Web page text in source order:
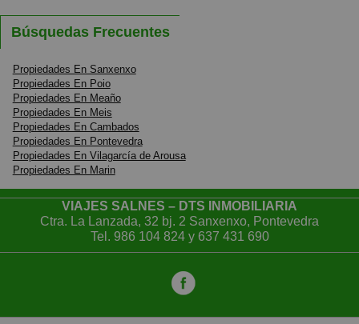
Búsquedas Frecuentes
Propiedades En Sanxenxo
Propiedades En Poio
Propiedades En Meaño
Propiedades En Meis
Propiedades En Cambados
Propiedades En Pontevedra
Propiedades En Vilagarcía de Arousa
Propiedades En Marin
VIAJES SALNES – DTS INMOBILIARIA
Ctra. La Lanzada, 32 bj. 2 Sanxenxo, Pontevedra
Tel. 986 104 824 y 637 431 690